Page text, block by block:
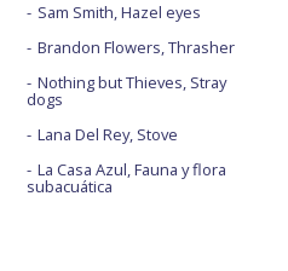
Sam Smith, Hazel eyes
Brandon Flowers, Thrasher
Nothing but Thieves, Stray
dogs
Lana Del Rey, Stove
La Casa Azul, Fauna y flora
subacuática